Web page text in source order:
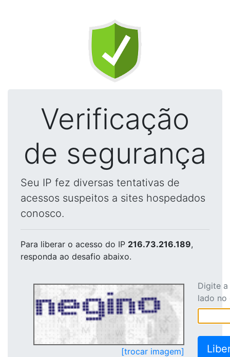
Verificação
de segurança
Seu IP fez diversas tentativas de
acessos suspeitos a sites hospedados
conosco.
Para liberar o acesso do IP 216.73.216.189,
responda ao desafio abaixo.
[trocar imagem]
Digite
lado no